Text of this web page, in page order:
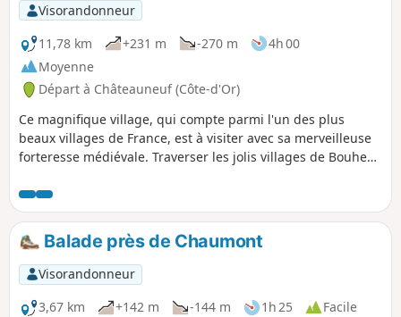
Visorandonneur
11,78 km
+231 m -270 m
4h 00
Moyenne
Départ à Châteauneuf (Côte-d'Or)
Ce magnifique village, qui compte parmi l'un des plus
beaux villages de France, est à visiter avec sa merveilleuse
forteresse médiévale. Traverser les jolis villages de Bouhey
Canal de Bourgogne.
Balade près de Chaumont
Visorandonneur
3,67 km
+142 m -144 m 1h 25
Facile